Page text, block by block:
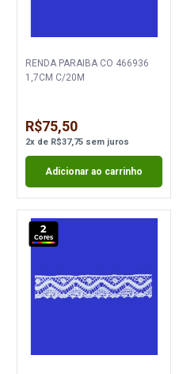
RENDA PARAIBA CO 466936
1,7CM C/20M
R$75,50
2x de R$37,75 sem juros
Adicionar ao carrinho
2
Cores